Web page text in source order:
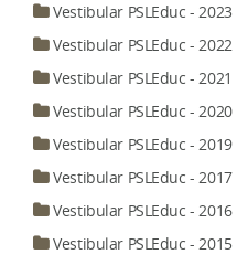
Vestibular PSLEduc - 2023
Vestibular PSLEduc - 2022
Vestibular PSLEduc - 2021
Vestibular PSLEduc - 2020
Vestibular PSLEduc - 2019
Vestibular PSLEduc - 2017
Vestibular PSLEduc - 2016
Vestibular PSLEduc - 2015